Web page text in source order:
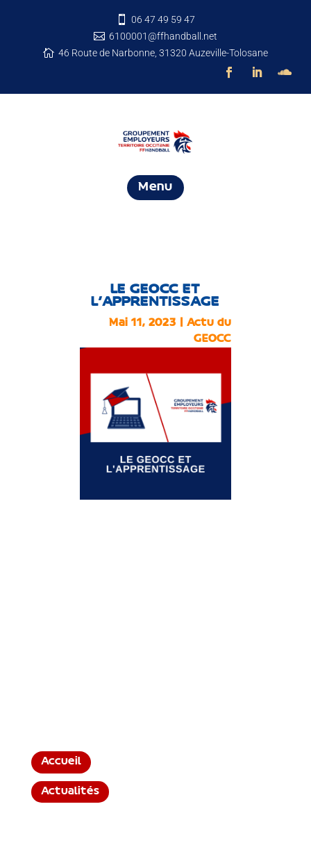

06 47 49 59 47
 6100001@ffhandball.net
 46 Route de Narbonne, 31320 Auzeville-Tolosane
Menu
LE GEOCC ET
L’APPRENTISSAGE
Mai 11, 2023 |Actu du
GEOCC
Accueil
Actualités